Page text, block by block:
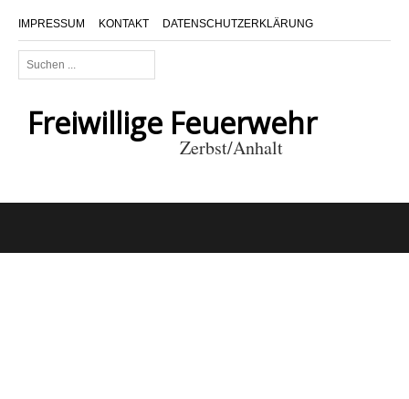
IMPRESSUM KONTAKT DATENSCHUTZERKLÄRUNG
Suchen
...
Freiwillige Feuerwehr
Zerbst/Anhalt